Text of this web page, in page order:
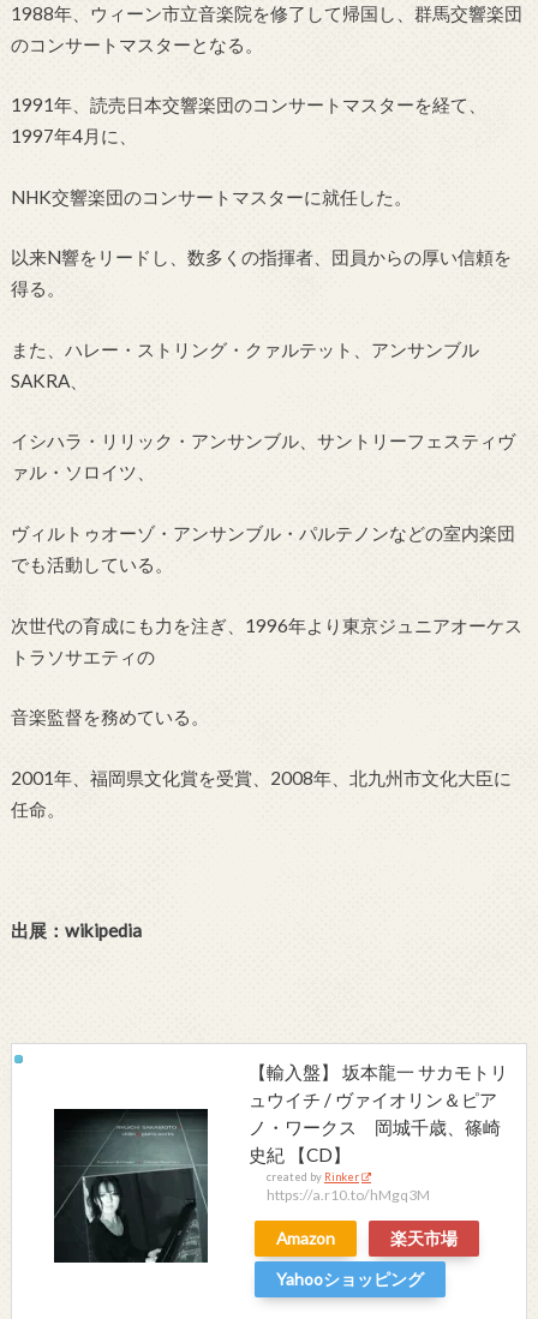
1988年、ウィーン市立音楽院を修了して帰国し、群馬交響楽団
のコンサートマスターとなる。
1991年、読売日本交響楽団のコンサートマスターを経て、
1997年4月に、
NHK交響楽団のコンサートマスターに就任した。
以来N響をリードし、数多くの指揮者、団員からの厚い信頼を
得る。
また、ハレー・ストリング・クァルテット、アンサンブル
SAKRA、
イシハラ・リリック・アンサンブル、サントリーフェスティヴ
ァル・ソロイツ、
ヴィルトゥオーゾ・アンサンブル・パルテノンなどの室内楽団
でも活動している。
次世代の育成にも力を注ぎ、1996年より東京ジュニアオーケス
トラソサエティの
音楽監督を務めている。
2001年、福岡県文化賞を受賞、2008年、北九州市文化大臣に
任命。
出展：wikipedia
【輸入盤】 坂本龍一 サカモトリ
ュウイチ / ヴァイオリン＆ピア
ノ・ワークス 岡城千歳、篠崎
史紀 【CD】
created by Rinker
https://a.r10.to/hMgq3M
Amazon
楽天市場
Yahooショッピング